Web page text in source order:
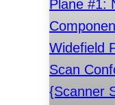
Plane #1:
Widefield
Scan
{Scanner